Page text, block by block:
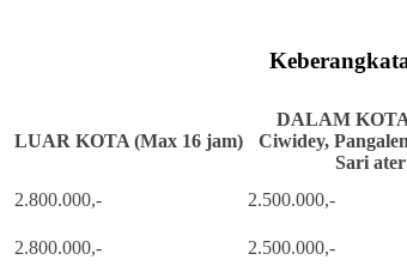
LUAR KOTA (Max 16 jam)
DALAM
Ciwidey,
Sari
2.800.000,-
2.500.000,-
2.800.000,-
2.500.000,-